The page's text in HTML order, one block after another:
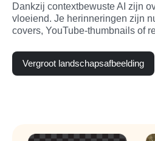
Dankzij contextbewuste AI zijn
vloeiend. Je herinneringen zijn
covers, YouTube-thumbnails of
Vergroot landschapsafbeelding